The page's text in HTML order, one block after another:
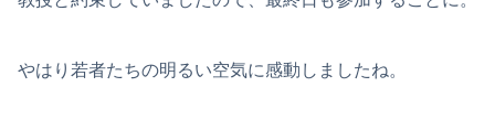
やはり若者たちの明るい空気に感動しましたね。